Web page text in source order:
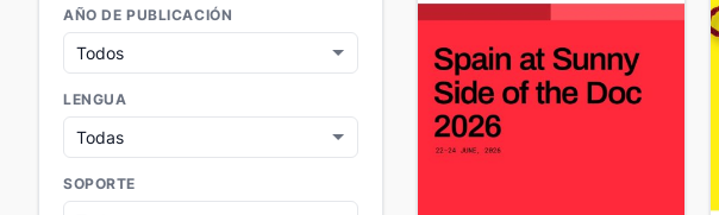
AÑO DE PUBLICACIÓN
LENGUA
SOPORTE